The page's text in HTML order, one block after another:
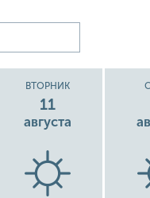
ВТОРНИК
11
августа